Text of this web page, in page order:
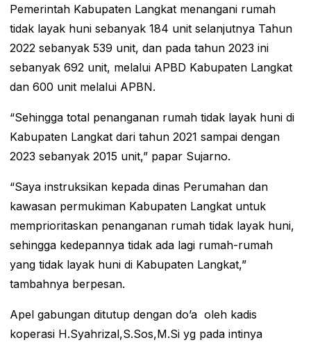
Pemerintah Kabupaten Langkat menangani rumah
tidak layak huni sebanyak 184 unit selanjutnya Tahun
2022 sebanyak 539 unit, dan pada tahun 2023 ini
sebanyak 692 unit, melalui APBD Kabupaten Langkat
dan 600 unit melalui APBN.
“Sehingga total penanganan rumah tidak layak huni di
Kabupaten Langkat dari tahun 2021 sampai dengan
2023 sebanyak 2015 unit,” papar Sujarno.
“Saya instruksikan kepada dinas Perumahan dan
kawasan permukiman Kabupaten Langkat untuk
memprioritaskan penanganan rumah tidak layak huni,
sehingga kedepannya tidak ada lagi rumah-rumah
yang tidak layak huni di Kabupaten Langkat,”
tambahnya berpesan.
Apel gabungan ditutup dengan do’a oleh kadis
koperasi H.Syahrizal,S.Sos,M.Si yg pada intinya